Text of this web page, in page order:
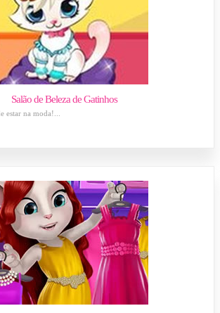
Salão de Beleza de Gatinhos
estar na moda!...